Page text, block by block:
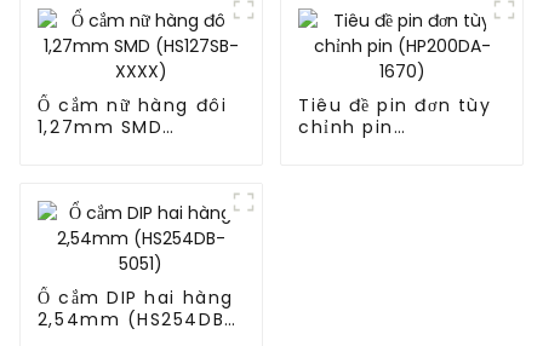
Ổ cắm nữ hàng đôi
1,27mm SMD
Tiêu đề pin đơn tùy
chỉnh pin
Ổ cắm DIP hai hàng
2,54mm (HS254DB-